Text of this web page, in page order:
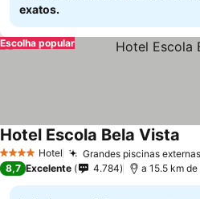
exatos.
Escolha popular
4 EstrelasHotel Grandes piscinas
Hotel Escola Bela Vista
8,7 Excelente 4.784 a 15.5 km